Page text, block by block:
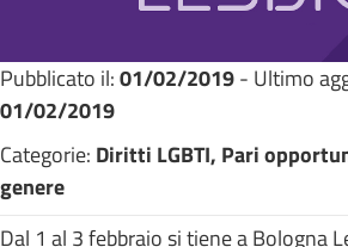
Pubblicato il:01/02/2019- Ultimo
01/02/2019
Categorie: Diritti LGBTI, Pari
genere
Dal 1 al 3 febbraio si tiene a Bologna